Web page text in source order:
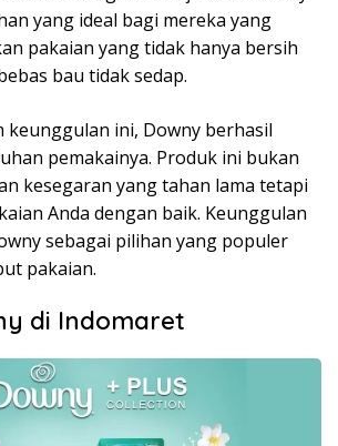
yang ideal bagi mereka yang
pakaian yang tidak hanya bersih
bau tidak sedap.
keunggulan ini, Downy berhasil
pemakainya. Produk ini bukan
kesegaran yang tahan lama tetapi
Anda dengan baik. Keunggulan
sebagai pilihan yang populer
pakaian.
di Indomaret